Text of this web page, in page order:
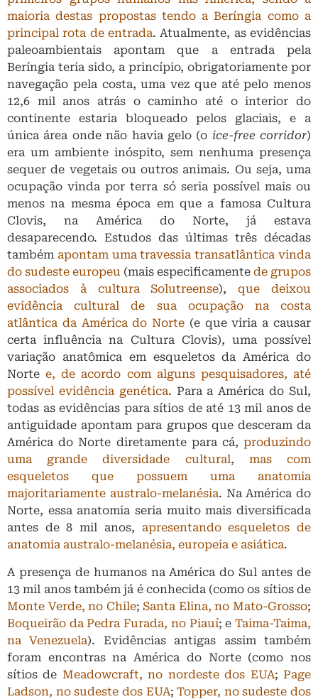
maioria destas propostas tendo a Beríngia como a
principal rota de entrada. Atualmente, as evidências
paleoambientais apontam que a entrada pela
Beríngia teria sido, a princípio, obrigatoriamente por
navegação pela costa, uma vez que até pelo menos
12,6 mil anos atrás o caminho até o interior do
continente estaria bloqueado pelos glaciais, e a
única área onde não havia gelo (o ice-free corridor)
era um ambiente inóspito, sem nenhuma presença
sequer de vegetais ou outros animais. Ou seja, uma
ocupação vinda por terra só seria possível mais ou
menos na mesma época em que a famosa Cultura
Clovis, na América do Norte, já estava
desaparecendo. Estudos das últimas três décadas
também apontam uma travessia transatlântica vinda
do sudeste europeu (mais especificamente de grupos
associados à cultura Solutreense),que deixou
evidência cultural de sua ocupação na costa
atlântica da América do Norte (e que viria a causar
certa influência na Cultura Clovis), uma possível
variação anatômica em esqueletos da América do
Nortee, de acordo com alguns pesquisadores, até
possível evidência genética. Para a América do Sul,
todas as evidências para sítios de até 13 mil anos de
antiguidade apontam para grupos que desceram da
América do Norte diretamente para cá, produzindo
uma grande diversidade cultural, mas com
esqueletos que possuem uma anatomia
majoritariamente australo-melanésia. Na América do
Norte, essa anatomia seria muito mais diversificada
antes de 8 mil anos, apresentando esqueletos de
anatomia australo-melanésia, europeia e asiática.
A presença de humanos na América do Sul antes de
13 mil anos também já é conhecida (como os sítios de
Monte Verde, no Chile;Santa Elina, no Mato-Grosso;
Boqueirão da Pedra Furada, no Piauí; eTaima-Taima,
na Venezuela). Evidências antigas assim também
foram encontras na América do Norte (como nos
sítios de Meadowcraft, no nordeste dos EUA; Page
Ladson, no sudeste dos EUA;Topper, no sudeste dos